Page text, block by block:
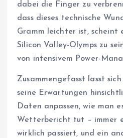
dabei die Finger zu
dass dieses technische
Gramm leichter ist, scheint
Silicon Valley-Olymps zu
von intensivem Power-
Zusammengefasst lässt
seine Erwartungen
Daten anpassen, wie man
Wetterbericht tut – immer
wirklich passiert, und ein